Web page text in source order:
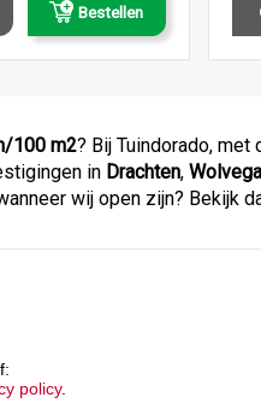
Bestellen
100 m2? Bij Tuindorado,
in Drachten, Wolvega
wij open zijn? Bekijk
policy.